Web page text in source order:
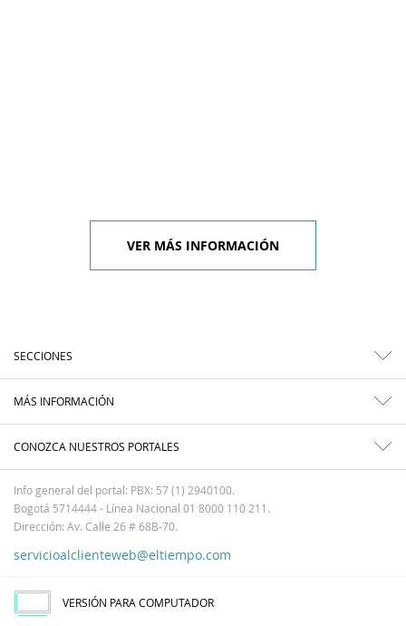
VER MÁS INFORMACIÓN
SECCIONES
MÁS INFORMACIÓN
CONOZCA NUESTROS PORTALES
Info general del portal: PBX: 57 (1) 2940100.
Bogotá 5714444 - Línea Nacional 01 8000 110 211.
Dirección: Av. Calle 26 # 68B-70.
servicioalclienteweb@eltiempo.com
VERSIÓN PARA COMPUTADOR